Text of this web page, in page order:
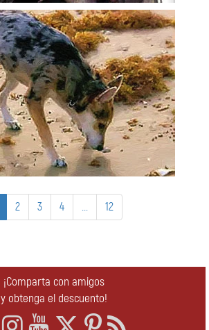
2 3 4 ... 12
¡Comparta con amigos
y obtenga el descuento!